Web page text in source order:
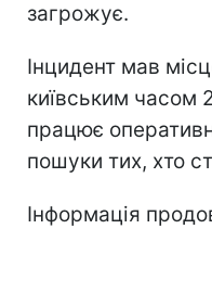
загрожує.
Інцидент мав
київським часом
працює
пошуки тих, хто
Інформація